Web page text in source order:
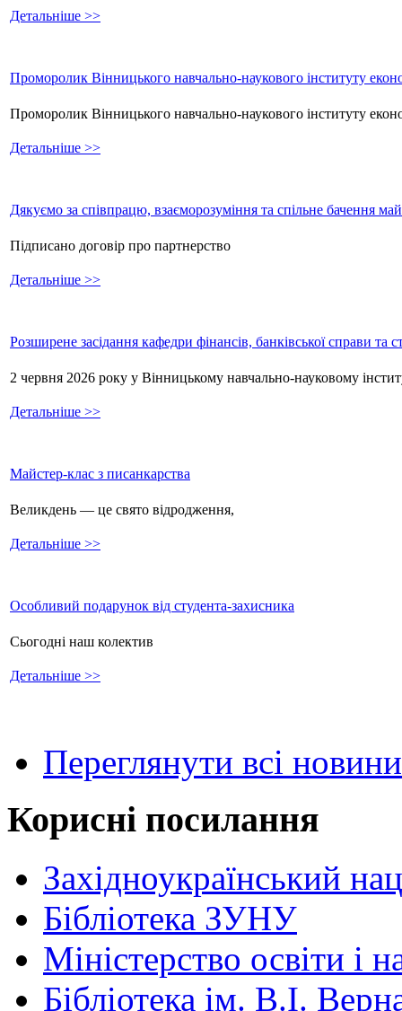
Детальніше >>
Проморолик Вінницького навчально-наукового інституту
Проморолик Вінницького навчально-наукового інституту
Детальніше >>
Дякуємо за співпрацю, взаєморозуміння та спільне бачення
Підписано договір про партнерство
Детальніше >>
Розширене засідання кафедри фінансів, банківської справи та
2 червня 2026 року у Вінницькому навчально-науковому
Детальніше >>
Майстер-клас з писанкарства
Великдень — це свято відродження,
Детальніше >>
Особливий подарунок від студента-захисника
Сьогодні наш колектив
Детальніше >>
Переглянути всі новини
Корисні посилання
Західноукраїнський
Бібліотека ЗУНУ
Міністерство освіти і
Бібліотека ім. В.І.